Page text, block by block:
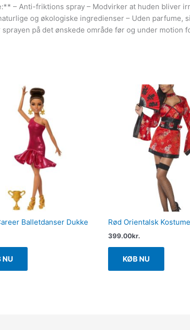
– Anti-friktions spray – Modvirker at huden bliver
og økologiske ingredienser – Uden parfume,
på det ønskede område før og under motion
Balletdanser Dukke
NU
Rød Orientalsk Kostume
399.00kr.
KØB NU